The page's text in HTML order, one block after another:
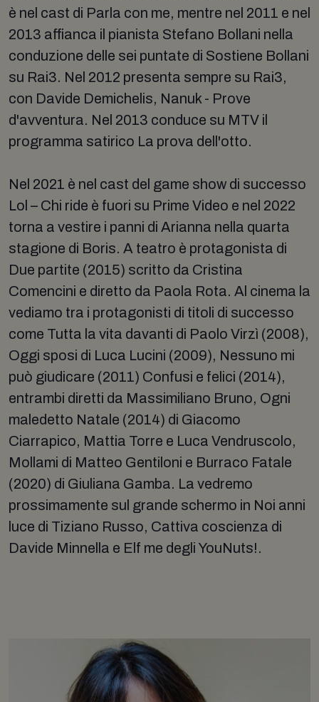
è nel cast di Parla con me, mentre nel 2011 e nel
2013 affianca il pianista Stefano Bollani nella
conduzione delle sei puntate di Sostiene Bollani
su Rai3. Nel 2012 presenta sempre su Rai3,
con Davide Demichelis, Nanuk - Prove
d'avventura. Nel 2013 conduce su MTV il
programma satirico La prova dell'otto.
Nel 2021 è nel cast del game show di successo
Lol – Chi ride è fuori su Prime Video e nel 2022
torna a vestire i panni di Arianna nella quarta
stagione di Boris. A teatro è protagonista di
Due partite (2015) scritto da Cristina
Comencini e diretto da Paola Rota. Al cinema la
vediamo tra i protagonisti di titoli di successo
come Tutta la vita davanti di Paolo Virzì (2008),
Oggi sposi di Luca Lucini (2009), Nessuno mi
può giudicare (2011) Confusi e felici (2014),
entrambi diretti da Massimiliano Bruno, Ogni
maledetto Natale (2014) di Giacomo
Ciarrapico, Mattia Torre e Luca Vendruscolo,
Mollami di Matteo Gentiloni e Burraco Fatale
(2020) di Giuliana Gamba. La vedremo
prossimamente sul grande schermo in Noi anni
luce di Tiziano Russo, Cattiva coscienza di
Davide Minnella e Elf me degli YouNuts!.